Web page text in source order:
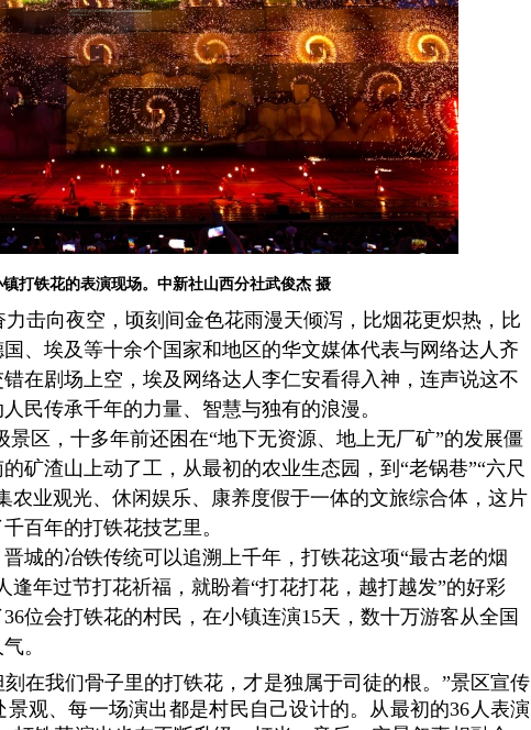
镇打铁花的表演现场。中新社山西分社武俊杰 摄
击向夜空，顷刻间金色花雨漫天倾泻，比烟花更炽热，比
、埃及等十余个国家和地区的华文媒体代表与网络达人齐
在剧场上空，埃及网络达人李仁安看得入神，连声说这不
民传承千年的力量、智慧与独有的浪漫。
区，十多年前还困在“地下无资源、地上无厂矿”的发展僵
矿渣山上动了工，从最初的农业生态园，到“老锅巷”“六尺
农业观光、休闲娱乐、康养度假于一体的文旅综合体，这片
百年的打铁花技艺里。
城的冶铁传统可以追溯上千年，打铁花这项“最古老的烟
逢年过节打花祈福，就盼着“打花打花，越打越发”的好彩
位会打铁花的村民，在小镇连演15天，数十万游客从全国
。
在我们骨子里的打铁花，才是独属于司徒的根。”景区宣传
观、每一场演出都是村民自己设计的。从最初的36人表演